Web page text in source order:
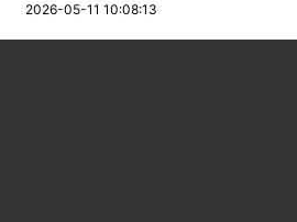
2026-05-11 10:08:13